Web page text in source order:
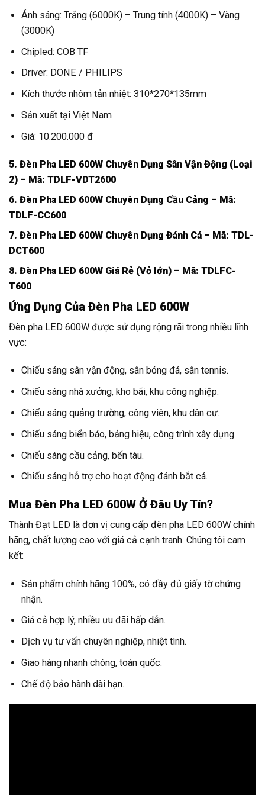
Ánh sáng: Trắng (6000K) – Trung tính (4000K) – Vàng
(3000K)
Chipled: COB TF
Driver: DONE / PHILIPS
Kích thước nhôm tản nhiệt: 310*270*135mm
Sản xuất tại Việt Nam
Giá: 10.200.000 đ
5. Đèn Pha LED 600W Chuyên Dụng Sân Vận Động (Loại
2) – Mã: TDLF-VDT2600
6. Đèn Pha LED 600W Chuyên Dụng Cầu Cảng – Mã:
TDLF-CC600
7. Đèn Pha LED 600W Chuyên Dụng Đánh Cá – Mã: TDL-
DCT600
8. Đèn Pha LED 600W Giá Rẻ (Vỏ lớn) – Mã: TDLFC-
T600
Ứng Dụng Của Đèn Pha LED 600W
Đèn pha LED 600W được sử dụng rộng rãi trong nhiều lĩnh
vực:
Chiếu sáng sân vận động, sân bóng đá, sân tennis.
Chiếu sáng nhà xưởng, kho bãi, khu công nghiệp.
Chiếu sáng quảng trường, công viên, khu dân cư.
Chiếu sáng biển báo, bảng hiệu, công trình xây dựng.
Chiếu sáng cầu cảng, bến tàu.
Chiếu sáng hỗ trợ cho hoạt động đánh bắt cá.
Mua Đèn Pha LED 600W Ở Đâu Uy Tín?
Thành Đạt LED là đơn vị cung cấp đèn pha LED 600W chính
hãng, chất lượng cao với giá cả cạnh tranh. Chúng tôi cam
kết:
Sản phẩm chính hãng 100%, có đầy đủ giấy tờ chứng
nhận.
Giá cả hợp lý, nhiều ưu đãi hấp dẫn.
Dịch vụ tư vấn chuyên nghiệp, nhiệt tình.
Giao hàng nhanh chóng, toàn quốc.
Chế độ bảo hành dài hạn.